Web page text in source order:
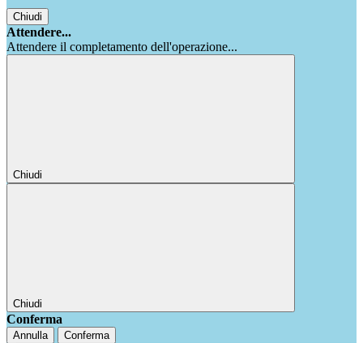
Chiudi
Attendere...
Attendere il completamento dell'operazione...
Chiudi
Chiudi
Conferma
Annulla Conferma